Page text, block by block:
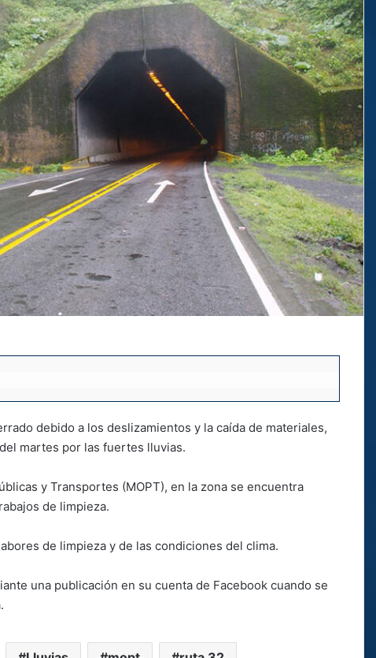
debido a los deslizamientos y la caída de materiales,
martes por las fuertes lluvias.
y Transportes (MOPT), en la zona se encuentra
de limpieza.
de limpieza y de las condiciones del clima.
una publicación en su cuenta de Facebook cuando se